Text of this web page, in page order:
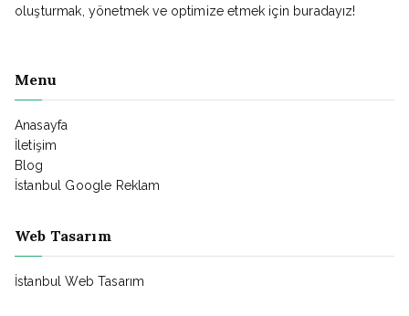
oluşturmak, yönetmek ve optimize etmek için buradayız!
Menu
Anasayfa
İletişim
Blog
İstanbul Google Reklam
Web Tasarım
İstanbul Web Tasarım